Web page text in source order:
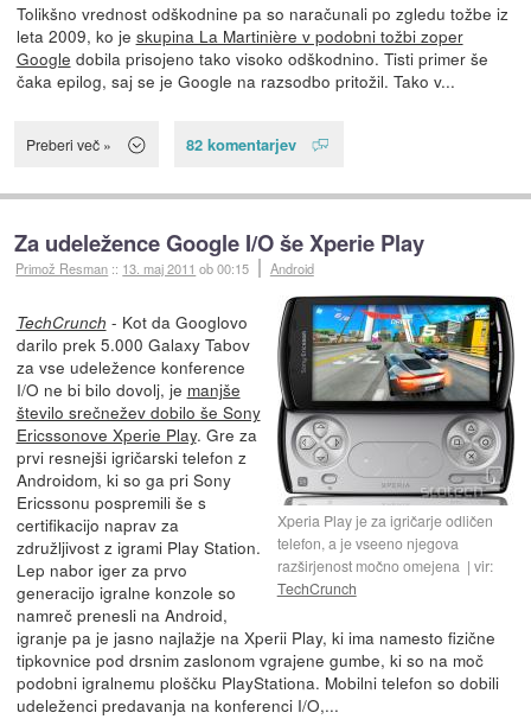
Tolikšno vrednost odškodnine pa so naračunali po zgledu tožbe iz
leta 2009, ko je skupina La Martinière v podobni tožbi zoper
Google dobila prisojeno tako visoko odškodnino. Tisti primer še
čaka epilog, saj se je Google na razsodbo pritožil. Tako v...
Preberi več » 82 komentarjev
Za udeležence Google I/O še Xperie Play
Primož Resman :: 13. maj 2011 ob 00:15 Android
Xperia Play je za igričarje odličen
telefon, a je vseeno njegova
razširjenost močno omejena
vir:
TechCrunch
TechCrunch - Kot da Googlovo
darilo prek 5.000 Galaxy Tabov
za vse udeležence konference
I/O ne bi bilo dovolj, je manjše
število srečnežev dobilo še Sony
Ericssonove Xperie Play. Gre za
prvi resnejši igričarski telefon z
Androidom, ki so ga pri Sony
Ericssonu pospremili še s
certifikacijo naprav za
združljivost z igrami Play Station.
Lep nabor iger za prvo
generacijo igralne konzole so
namreč prenesli na Android,
igranje pa je jasno najlažje na Xperii Play, ki ima namesto fizične
tipkovnice pod drsnim zaslonom vgrajene gumbe, ki so na moč
podobni igralnemu ploščku PlayStationa. Mobilni telefon so dobili
udeleženci predavanja na konferenci I/O,...